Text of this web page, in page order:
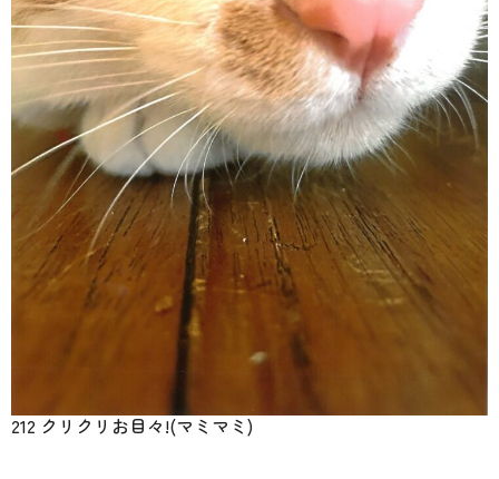
212 クリクリお目々!(マミマミ)